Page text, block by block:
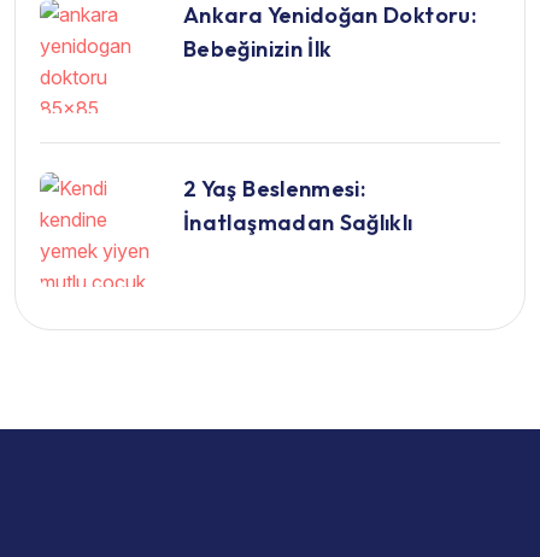
Ankara Yenidoğan Doktoru:
Bebeğinizin İlk
2 Yaş Beslenmesi:
İnatlaşmadan Sağlıklı